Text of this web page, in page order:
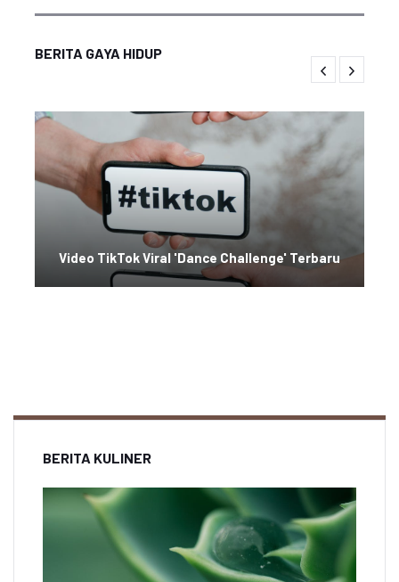
BERITA GAYA HIDUP
Video TikTok Viral 'Dance Challenge' Terbaru
BERITA KULINER